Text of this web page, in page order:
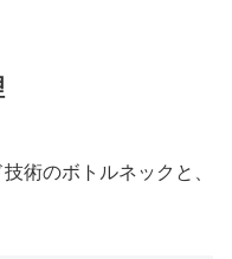
術のボトルネックと、